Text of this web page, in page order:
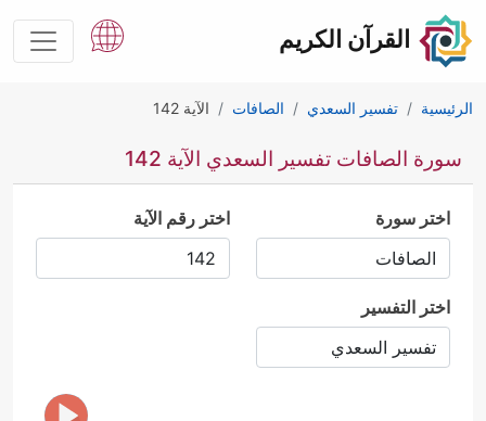
القرآن الكريم
الرئيسية تفسير السعدي الصافات الآية 142
سورة الصافات تفسير السعدي الآية 142
اختر سورة اختر رقم الآية
اختر التفسير